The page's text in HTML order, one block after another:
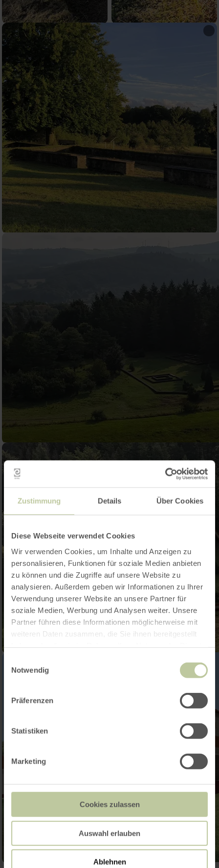
Zustimmung Details Über Cookies
Diese Webseite verwendet Cookies
Wir verwenden Cookies, um Inhalte und Anzeigen zu
personalisieren, Funktionen für soziale Medien anbieten
zu können und die Zugriffe auf unsere Website zu
analysieren. Außerdem geben wir Informationen zu Ihrer
Verwendung unserer Website an unsere Partner für
soziale Medien, Werbung und Analysen weiter. Unsere
Partner führen diese Informationen möglicherweise mit
weiteren Daten zusammen, die Sie ihnen bereitgestellt
Notwendig
Präferenzen
Statistiken
Marketing
Cookies zulassen
Auswahl erlauben
Ablehnen